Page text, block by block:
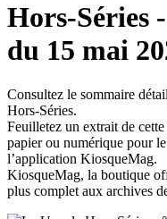
Hors-Séries
du 15 mai
Consultez le sommaire
Hors-Séries.
Feuilletez un extrait de
papier ou numérique pour
l’application KiosqueMag.
KiosqueMag, la boutique
plus complet aux archives